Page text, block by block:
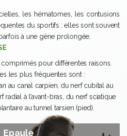
les hématomes, les contusions
du sportifs : elles sont souvent
à une gène prolongée.
pour différentes raisons.
les plus fréquentes sont :
au canal carpien, du nerf cubital au
à l’avant-bras, du nerf sciatique
au tunnel tarsien (pied).
Epaule